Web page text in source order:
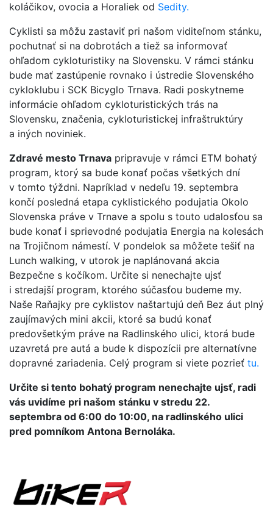
koláčikov, ovocia a Horaliek od Sedity.
Cyklisti sa môžu zastaviť pri našom viditeľnom stánku,
pochutnať si na dobrotách a tiež sa informovať
ohľadom cykloturistiky na Slovensku. V rámci stánku
bude mať zastúpenie rovnako i ústredie Slovenského
cykloklubu i SCK Bicyglo Trnava. Radi poskytneme
informácie ohľadom cykloturistických trás na
Slovensku, značenia, cykloturistickej infraštruktúry
a iných noviniek.
Zdravé mesto Trnava pripravuje v rámci ETM bohatý
program, ktorý sa bude konať počas všetkých dní
v tomto týždni. Napríklad v nedeľu 19. septembra
končí posledná etapa cyklistického podujatia Okolo
Slovenska práve v Trnave a spolu s touto udalosťou sa
bude konať i sprievodné podujatia Energia na kolesách
na Trojičnom námestí. V pondelok sa môžete tešiť na
Lunch walking, v utorok je naplánovaná akcia
Bezpečne s kočíkom. Určite si nenechajte ujsť
i stredajší program, ktorého súčasťou budeme my.
Naše Raňajky pre cyklistov naštartujú deň Bez áut plný
zaujímavých mini akcii, ktoré sa budú konať
predovšetkým práve na Radlinského ulici, ktorá bude
uzavretá pre autá a bude k dispozícii pre alternatívne
dopravné zariadenia. Celý program si viete pozrieť tu.
Určite si tento bohatý program nenechajte ujsť, radi
vás uvidíme pri našom stánku v stredu 22.
septembra od 6:00 do 10:00, na radlinského ulici
pred pomníkom Antona Bernoláka.